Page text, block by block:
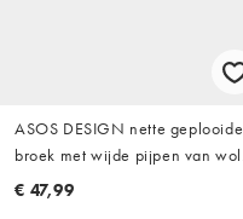
ASOS DESIGN nette geplooide
broek met wijde pijpen van wol
in antracietgrijs visgraat
€ 47,99